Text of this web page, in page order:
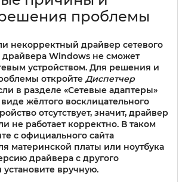
проблемы
некорректный драйвер сетевого
драйвера Windows не сможет
устройством. Для решения и
откройте Диспетчер
в разделе «Сетевые адаптеры»
жёлтого восклицательного
отсутствует, значит, драйвер
не работает корректно. В таком
с официального сайта
материнской платы или ноутбука
драйвера с другого
вручную.